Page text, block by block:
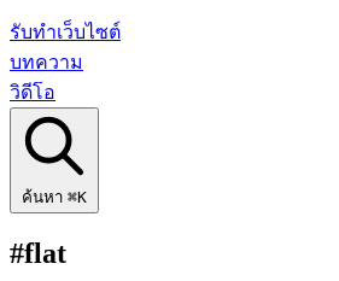
รับทำเว็บไซต์
บทความ
วิดีโอ
ค้นหา ⌘K
#flat